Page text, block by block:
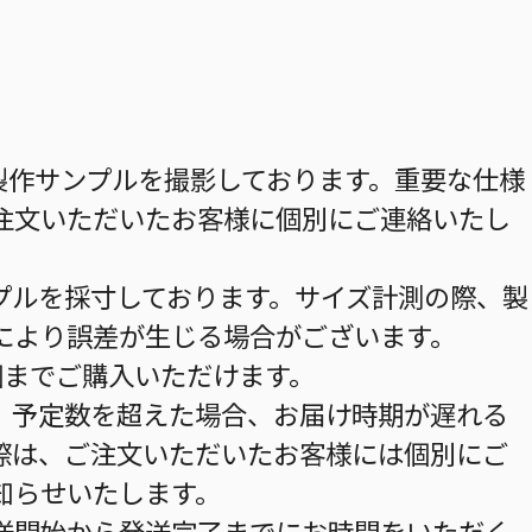
サンプルを撮影しております。重要な仕様
いただいたお客様に個別にご連絡いたし
を採寸しております。サイズ計測の際、製
り誤差が生じる場合がございます。
でご購入いただけます。
定数を超えた場合、お届け時期が遅れる
、ご注文いただいたお客様には個別にご
せいたします。